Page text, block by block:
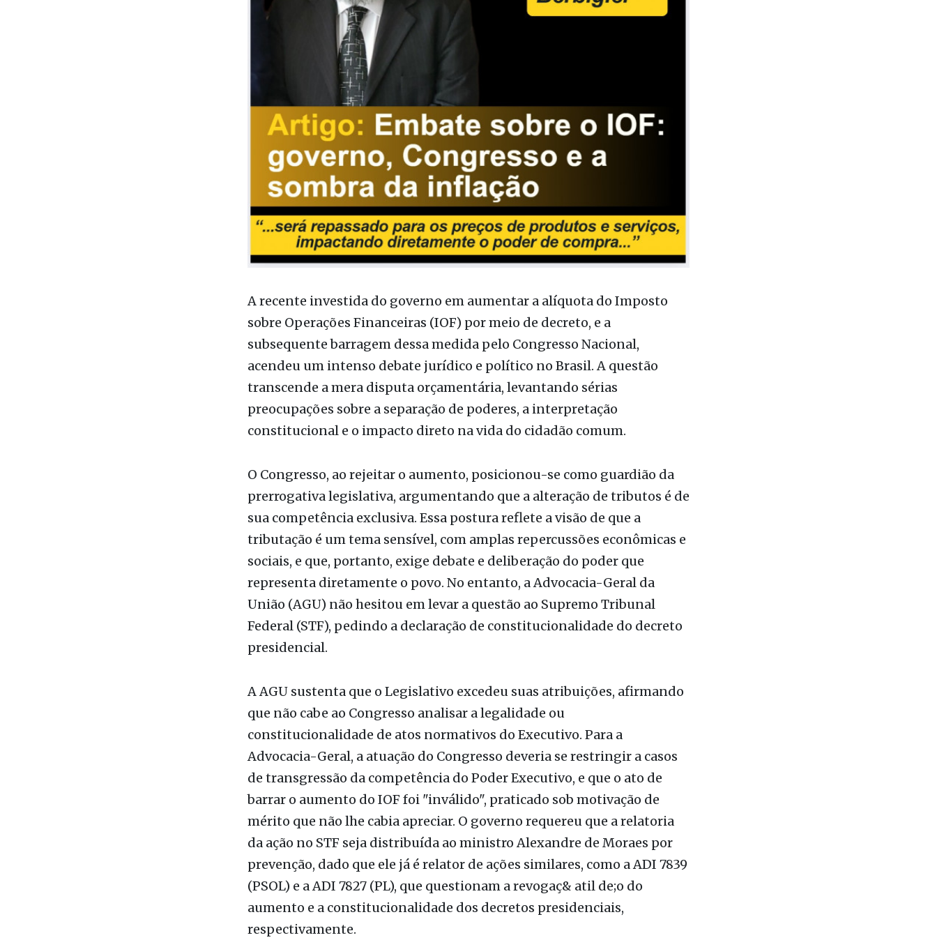
A recente investida do governo em aumentar a alíquota do Imposto
sobre Operações Financeiras (IOF) por meio de decreto, e a
subsequente barragem dessa medida pelo Congresso Nacional,
acendeu um intenso debate jurídico e político no Brasil. A questão
transcende a mera disputa orçamentária, levantando sérias
preocupações sobre a separação de poderes, a interpretação
constitucional e o impacto direto na vida do cidadão comum.
O Congresso, ao rejeitar o aumento, posicionou-se como guardião da
prerrogativa legislativa, argumentando que a alteração de tributos é de
sua competência exclusiva. Essa postura reflete a visão de que a
tributação é um tema sensível, com amplas repercussões econômicas e
sociais, e que, portanto, exige debate e deliberação do poder que
representa diretamente o povo. No entanto, a Advocacia-Geral da
União (AGU) não hesitou em levar a questão ao Supremo Tribunal
Federal (STF), pedindo a declaração de constitucionalidade do decreto
presidencial.
A AGU sustenta que o Legislativo excedeu suas atribuições, afirmando
que não cabe ao Congresso analisar a legalidade ou
constitucionalidade de atos normativos do Executivo. Para a
Advocacia-Geral, a atuação do Congresso deveria se restringir a casos
de transgressão da competência do Poder Executivo, e que o ato de
barrar o aumento do IOF foi "inválido", praticado sob motivação de
mérito que não lhe cabia apreciar. O governo requereu que a relatoria
da ação no STF seja distribuída ao ministro Alexandre de Moraes por
prevenção, dado que ele já é relator de ações similares, como a ADI 7839
(PSOL) e a ADI 7827 (PL), que questionam a revogaç& atil de;o do
aumento e a constitucionalidade dos decretos presidenciais,
respectivamente.